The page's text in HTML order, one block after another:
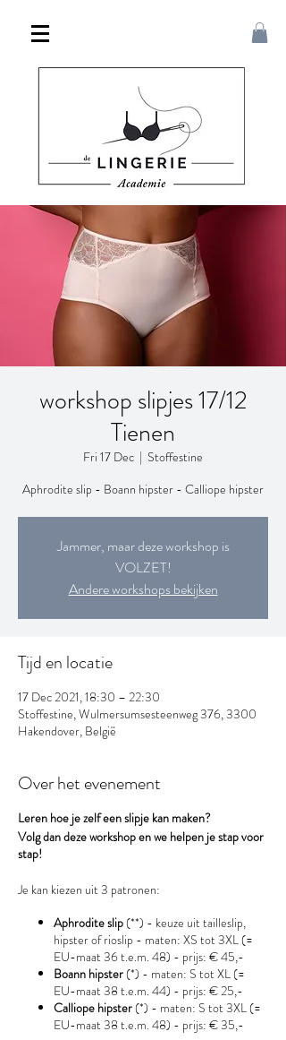
workshop slipjes 17/12
Tienen
Fri 17 Dec
  |
Stoffestine
Aphrodite slip - Boann hipster - Calliope hipster
Jammer, maar deze workshop is
VOLZET!
Andere workshops bekijken
Tijd en locatie
17 Dec 2021, 18:30 – 22:30
Stoffestine, Wulmersumsesteenweg 376, 3300
Hakendover, België
Over het evenement
Leren hoe je zelf een slipje kan maken?
Volg dan deze workshop en we helpen je stap voor
stap!
Je kan kiezen uit 3 patronen:
Aphrodite slip(**) - keuze uit tailleslip,
hipster of rioslip - maten: XS tot 3XL (=
EU-maat 36 t.e.m. 48) - prijs: € 45,-
Boann hipster(*) - maten: S tot XL (=
EU-maat 38 t.e.m. 44) - prijs: € 25,-
Calliope hipster(*) - maten: S tot 3XL (=
EU-maat 38 t.e.m. 48) - prijs: € 35,-